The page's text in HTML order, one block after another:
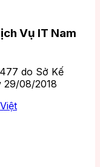
Vụ IT Nam
do Sở Kế
29/08/2018